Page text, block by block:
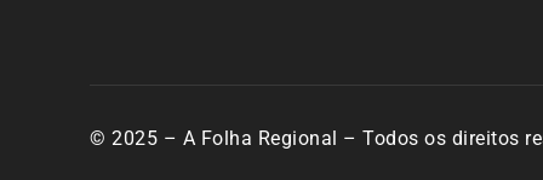
© 2025 – A Folha Regional – Todos os direitos